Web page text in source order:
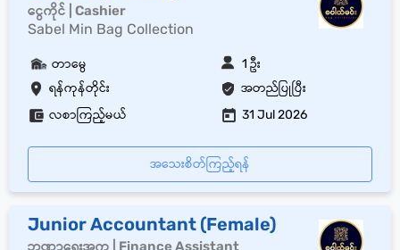
ငွေကိုင် | Cashier
Sabel Min Bag Collection
ရန်ကုန်တိုင်း အတည်ပြုပြီး
တာမွေ 1 ဦး
လစာကြည့်မယ် 31 Jul 2026
အသေးစိတ်ကြည့်ရန်
Junior Accountant (Female)
ဘဏ္ဍာရေးအကူ | Finance Assistant